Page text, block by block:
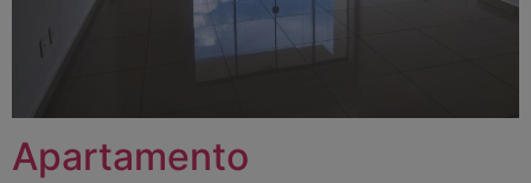
Apartamento